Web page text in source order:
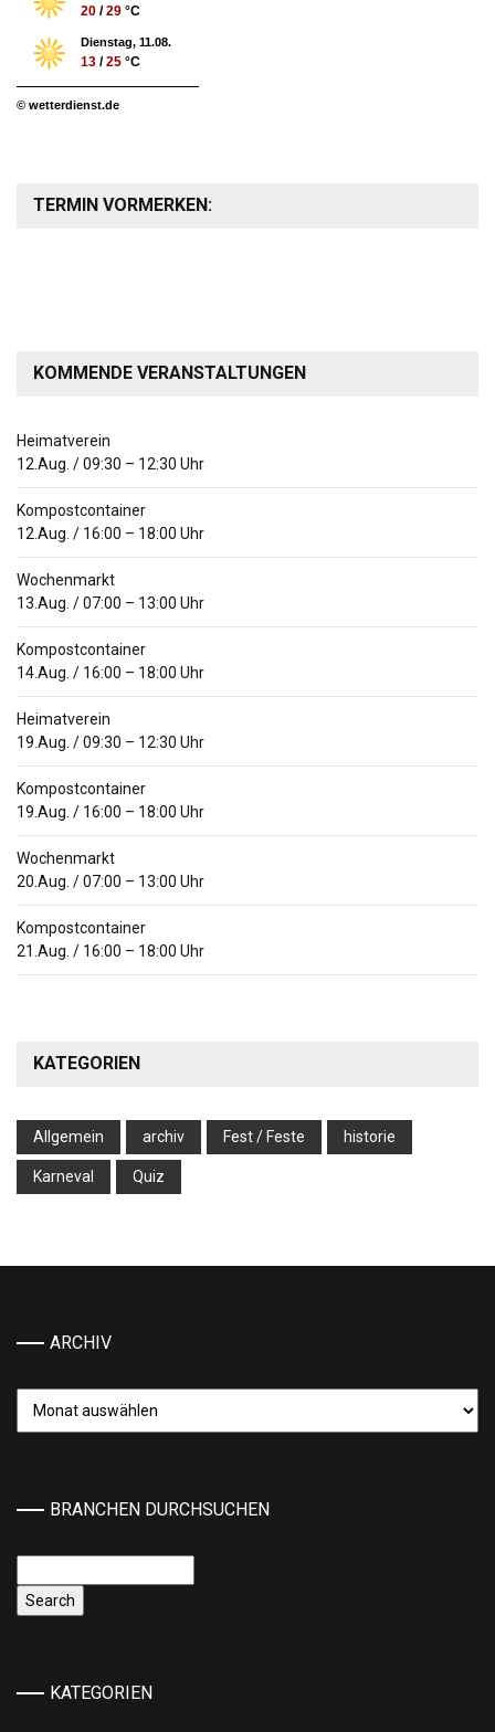
20 /29 °C
Dienstag, 11.08.
13 /25 °C
© wetterdienst.de
TERMIN VORMERKEN:
KOMMENDE VERANSTALTUNGEN
Heimatverein
12.Aug. /09:30 – 12:30 Uhr
Kompostcontainer
12.Aug. / 16:00 – 18:00 Uhr
Wochenmarkt
13.Aug. /07:00 – 13:00 Uhr
Kompostcontainer
14.Aug. / 16:00 – 18:00 Uhr
Heimatverein
19.Aug. /09:30 – 12:30 Uhr
Kompostcontainer
19.Aug. / 16:00 – 18:00 Uhr
Wochenmarkt
20.Aug. /07:00 – 13:00 Uhr
Kompostcontainer
21.Aug. / 16:00 – 18:00 Uhr
KATEGORIEN
Allgemein archiv Fest / Feste historie
Karneval Quiz
ARCHIV
BRANCHEN DURCHSUCHEN
KATEGORIEN